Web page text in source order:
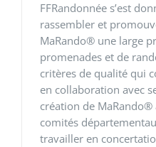
FFRandonnée s’est
rassembler et
MaRando® une large
promenades et de
critères de qualité qui
en collaboration avec
création de MaRando®
comités
travailler en